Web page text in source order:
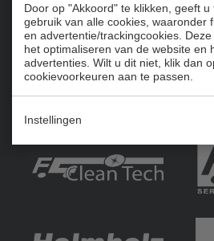
Door op "Akkoord" te klikken, geeft
gebruik van alle cookies, waaronder
en advertentie/trackingcookies.
het optimaliseren van de website en
advertenties. Wilt u dit niet, klik dan
cookievoorkeuren aan te passen.
Instellingen